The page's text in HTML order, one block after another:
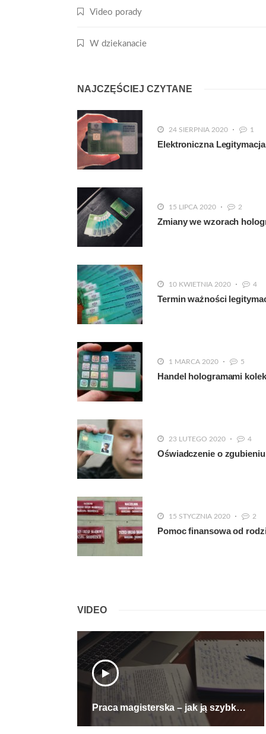
Video porady
W dziekanacie
NAJCZĘŚCIEJ CZYTANE
24 SIERPNIA 2020 1
Elektroniczna
15 LIPCA 2020 2
Zmiany we wzorach
10 KWIETNIA 2020 4
Termin ważności
1 MARCA 2020 5
Handel hologramami
23 LUTEGO 2020 4
Oświadczenie o
15 STYCZNIA 2020 2
Pomoc finansowa od
VIDEO
Praca magisterska – jak ją szybko i dobrze napisać?